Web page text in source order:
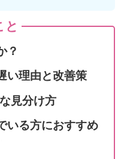
と
？
い理由と改善策
見分け方
いる方におすすめ